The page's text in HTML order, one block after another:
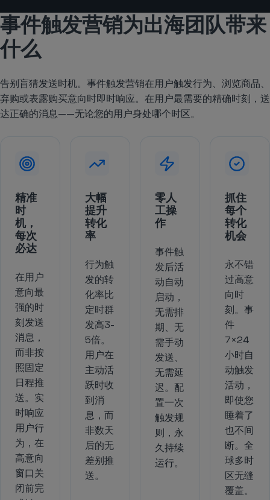
事件触发营销为出海团队带来
什么
告别盲猜发送时机。事件触发营销在用户触发行为、浏览商品、
弃购或表露购买意向时即时响应。在用户最需要的精确时刻，送
达正确的消息——无论您的用户身处哪个时区。
精准
时
机，
每次
必达
在用户
意向最
强的时
刻发送
消息，
而非按
照固定
日程推
送。实
时响应
用户行
为，在
高意向
窗口关
闭前完
大幅
提升
转化
率
行为触
发的转
化率比
定时群
发高3-
5倍。
用户在
主动活
跃时收
到消
息，而
非数天
后的无
差别推
送。
零人
工操
作
事件触
发后活
动自动
启动，
无需排
期、无
需手动
发送、
无需延
迟。配
置一次
触发规
则，永
久持续
运行。
抓住
每个
转化
机会
永不错
过高意
向时
刻。事
件
7×24
小时自
动触发
活动，
即使您
睡着了
也不间
断。全
球多时
区无缝
覆盖。